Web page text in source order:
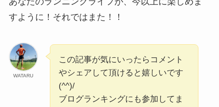
すように！それではまた！！
WATARU
この記事が気にいったらコメント
やシェアして頂けると嬉しいです
(^^)/
ブログランキングにも参加してま